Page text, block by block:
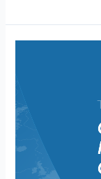
moving
forward
with